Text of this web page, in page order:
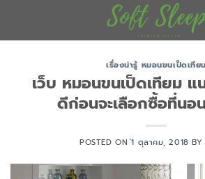
ยัง
เรื่องน่ารู้ หมอนขนเป็ดเทียม
เว็บ หมอนขนเป็ดเทียม แ
ดีก่อนจะเลือกซื้อที่นอ
POSTED ON่1 ตุลาคม, 2018 BY